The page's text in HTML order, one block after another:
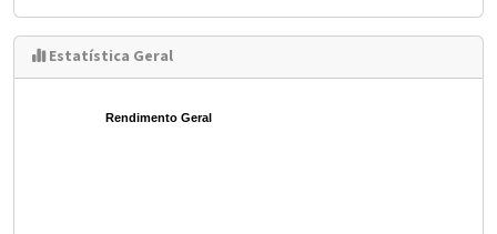
Estatística Geral
Rendimento Geral